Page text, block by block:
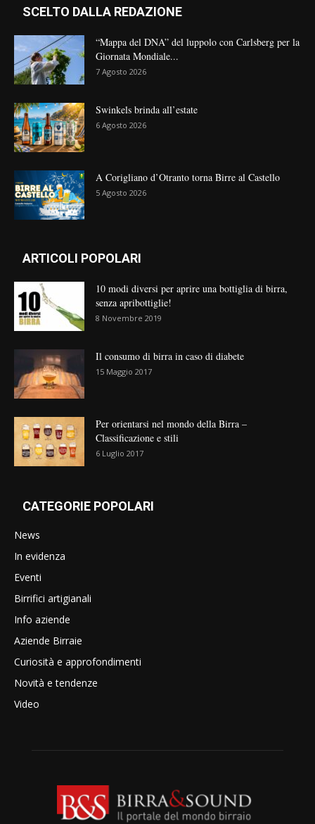
SCELTO DALLA REDAZIONE
“Mappa del DNA” del luppolo con Carlsberg per la
Giornata Mondiale...
7 Agosto 2026
Swinkels brinda all’estate
6 Agosto 2026
A Corigliano d’Otranto torna Birre al Castello
5 Agosto 2026
ARTICOLI POPOLARI
10 modi diversi per aprire una bottiglia di birra,
senza apribottiglie!
8 Novembre 2019
Il consumo di birra in caso di diabete
15 Maggio 2017
Per orientarsi nel mondo della Birra –
Classificazione e stili
6 Luglio 2017
CATEGORIE POPOLARI
News
In evidenza
Eventi
Birrifici artigianali
Info aziende
Aziende Birraie
Curiosità e approfondimenti
Novità e tendenze
Video